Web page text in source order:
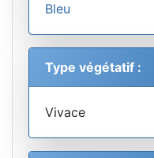
Bleu
Type végétatif :
Vivace